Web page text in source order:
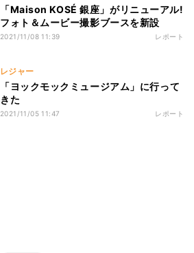
「Maison KOSÉ 銀座」がリニューアル!
フォト＆ムービー撮影ブースを新設
2021/11/08 11:39 レポート
レジャー
「ヨックモックミュージアム」に行って
きた
2021/11/05 11:47 レポート